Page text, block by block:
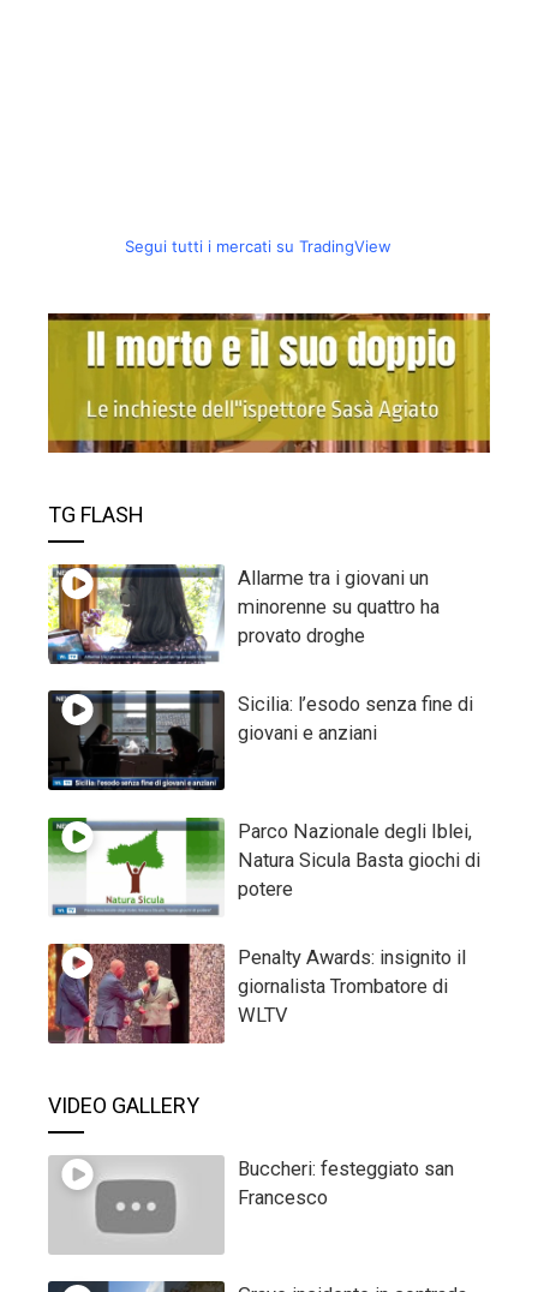
Segui tutti i mercati su TradingView
TG FLASH
Allarme tra i giovani un
minorenne su quattro ha
provato droghe
Sicilia: l’esodo senza fine di
giovani e anziani
Parco Nazionale degli Iblei,
Natura Sicula Basta giochi di
potere
Penalty Awards: insignito il
giornalista Trombatore di
WLTV
VIDEO GALLERY
Buccheri: festeggiato san
Francesco